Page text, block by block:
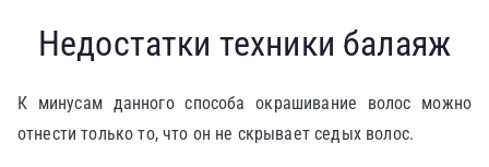
Недостатки техники балаяж
К минусам данного способа окрашивание волос можно
отнести только то, что он не скрывает седых волос.